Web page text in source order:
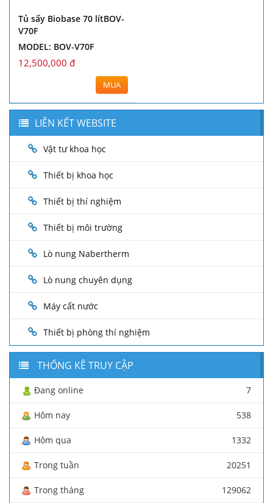
Tủ sấy Biobase 70 lítBOV-
V70F
MODEL: BOV-V70F
12,500,000 đ
MUA
LIÊN KẾT WEBSITE
Vật tư khoa học
Thiết bị khoa học
Thiết bị thí nghiệm
Thiết bị môi trường
Lò nung Nabertherm
Lò nung chuyên dụng
Máy cất nước
Thiết bị phòng thí nghiệm
THỐNG KÊ TRUY CẬP
Đang online 7
Hôm nay 538
Hôm qua 1332
Trong tuần 20251
Trong tháng 129062